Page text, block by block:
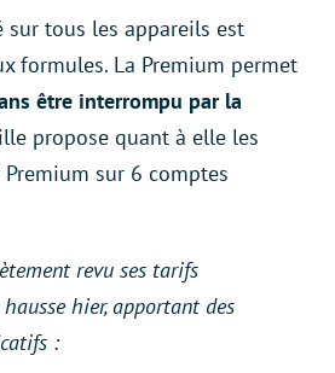
sur tous les appareils est
formules. La Premium permet
être interrompu par la
propose quant à elle les
sur 6 comptes
revu ses tarifs
hier, apportant des
: